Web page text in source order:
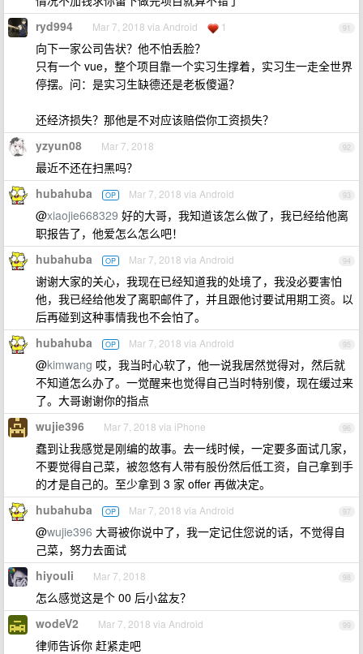
91
ryd994 Mar 7, 2018 via Android 1
向下一家公司告状？他不怕丢脸？
只有一个 vue，整个项目靠一个实习生撑着，实习生一走全世界
停摆。问：是实习生缺德还是老板傻逼？
还经济损失？那他是不对应该赔偿你工资损失？
92
yzyun08 Mar 7, 2018
最近不还在扫黑吗？
93
hubahuba OP Mar 7, 2018 via Android
@xiaojie668329 好的大哥，我知道该怎么做了，我已经给他离
职报告了，他爱怎么怎么吧！
94
hubahuba OP Mar 7, 2018 via Android
谢谢大家的关心，我现在已经知道我的处境了，我没必要害怕
他，我已经给他发了离职邮件了，并且跟他讨要试用期工资。以
后再碰到这种事情我也不会怕了。
95
hubahuba OP Mar 7, 2018 via Android
@kimwang 哎，我当时心软了，他一说我居然觉得对，然后就
不知道怎么办了。一觉醒来也觉得自己当时特别傻，现在缓过来
了。大哥谢谢你的指点
96
wujie396 Mar 7, 2018 via iPhone
蠢到让我感觉是刚编的故事。去一线时候，一定要多面试几家，
不要觉得自己菜，被忽悠有人带有股份然后低工资，自己拿到手
的才是自己的。至少拿到 3 家 offer 再做决定。
97
hubahuba OP Mar 7, 2018 via Android
@wujie396 大哥被你说中了，我一定记住您说的话，不觉得自
己菜，努力去面试
98
hiyouli Mar 7, 2018
怎么感觉这是个 00 后小盆友？
99
wodeV2 Mar 7, 2018 via Android
律师告诉你 赶紧走吧